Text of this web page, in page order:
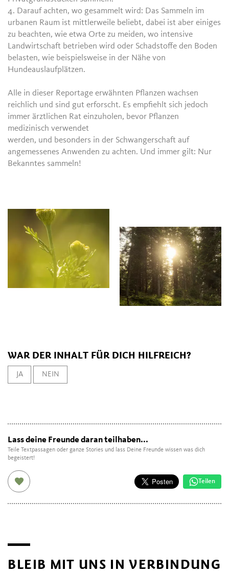
4. Darauf achten, wo gesammelt wird: Das Sammeln im
urbanen Raum ist mittlerweile beliebt, dabei ist aber einiges
zu beachten, wie etwa Orte zu meiden, wo intensive
Landwirtschaft betrieben wird oder Schadstoffe den Boden
belasten, wie beispielsweise in der Nähe von
Hundeauslaufplätzen.
Alle in dieser Reportage erwähnten Pflanzen wachsen
reichlich und sind gut erforscht. Es empfiehlt sich jedoch
immer ärztlichen Rat einzuholen, bevor Pflanzen
medizinisch verwendet
werden, und besonders in der Schwangerschaft auf
angemessenes Anwenden zu achten. Und immer gilt: Nur
Bekanntes sammeln!
WAR DER INHALT FÜR DICH HILFREICH?
JA NEIN
Lass deine Freunde daran teilhaben...
Teile Textpassagen oder ganze Stories und lass Deine Freunde wissen was dich
begeistert!
Teilen
BLEIB MIT UNS IN VERBINDUNG